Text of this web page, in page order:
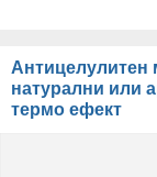
Антицелулитен
натурални или
термо ефект